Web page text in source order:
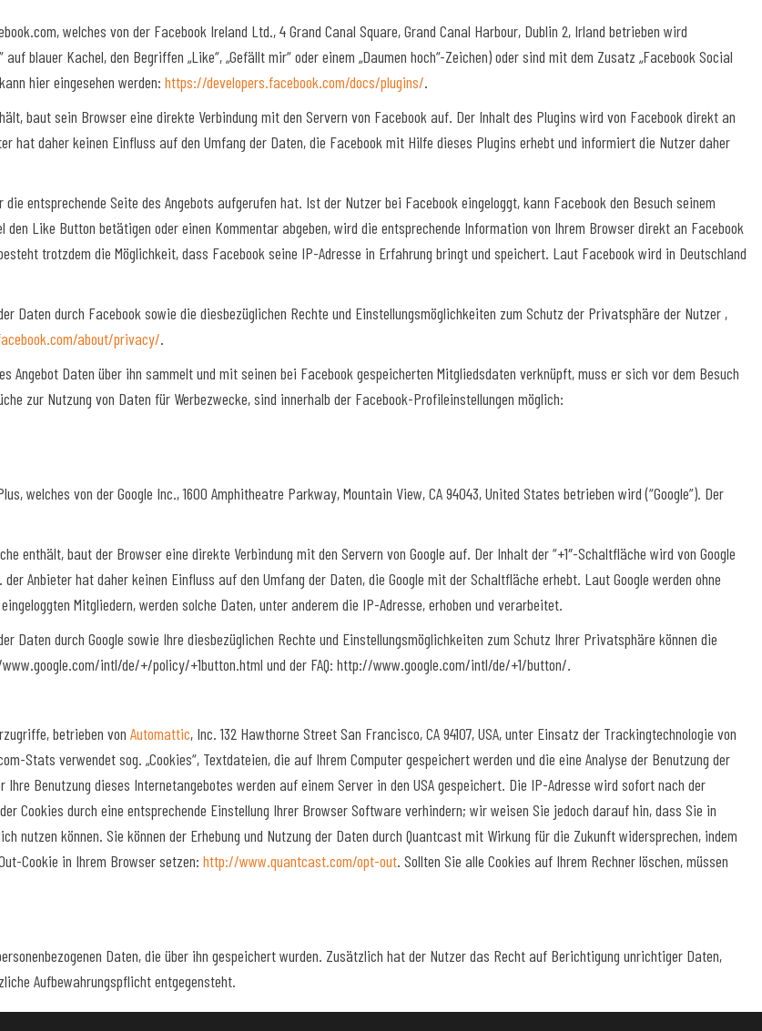
welches von der Facebook Ireland Ltd., 4 Grand Canal Square, Grand Canal Harbour, Dublin 2, Irland betrieben wird
blauer Kachel, den Begriffen „Like“, „Gefällt mir“ oder einem „Daumen hoch“-Zeichen) oder sind mit dem Zusatz „Facebook Social
hier eingesehen werden: https://developers.facebook.com/docs/plugins/.
baut sein Browser eine direkte Verbindung mit den Servern von Facebook auf. Der Inhalt des Plugins wird von Facebook direkt an
hat daher keinen Einfluss auf den Umfang der Daten, die Facebook mit Hilfe dieses Plugins erhebt und informiert die Nutzer daher
entsprechende Seite des Angebots aufgerufen hat. Ist der Nutzer bei Facebook eingeloggt, kann Facebook den Besuch seinem
Like Button betätigen oder einen Kommentar abgeben, wird die entsprechende Information von Ihrem Browser direkt an Facebook
trotzdem die Möglichkeit, dass Facebook seine IP-Adresse in Erfahrung bringt und speichert. Laut Facebook wird in Deutschland
Daten durch Facebook sowie die diesbezüglichen Rechte und Einstellungsmöglichkeiten zum Schutz der Privatsphäre der Nutzer ,
about/privacy/.
Angebot Daten über ihn sammelt und mit seinen bei Facebook gespeicherten Mitgliedsdaten verknüpft, muss er sich vor dem Besuch
zur Nutzung von Daten für Werbezwecke, sind innerhalb der Facebook-Profileinstellungen möglich:
welches von der Google Inc., 1600 Amphitheatre Parkway, Mountain View, CA 94043, United States betrieben wird (“Google”). Der
enthält, baut der Browser eine direkte Verbindung mit den Servern von Google auf. Der Inhalt der “+1″-Schaltfläche wird von Google
Anbieter hat daher keinen Einfluss auf den Umfang der Daten, die Google mit der Schaltfläche erhebt. Laut Google werden ohne
Mitgliedern, werden solche Daten, unter anderem die IP-Adresse, erhoben und verarbeitet.
Daten durch Google sowie Ihre diesbezüglichen Rechte und Einstellungsmöglichkeiten zum Schutz Ihrer Privatsphäre können die
intl/de/+/policy/+1button.html und der FAQ: http://www.google.com/intl/de/+1/button/.
betrieben von Automattic, Inc. 132 Hawthorne Street San Francisco, CA 94107, USA, unter Einsatz der Trackingtechnologie von
Stats verwendet sog. „Cookies“, Textdateien, die auf Ihrem Computer gespeichert werden und die eine Analyse der Benutzung der
Benutzung dieses Internetangebotes werden auf einem Server in den USA gespeichert. Die IP-Adresse wird sofort nach der
Cookies durch eine entsprechende Einstellung Ihrer Browser Software verhindern; wir weisen Sie jedoch darauf hin, dass Sie in
nutzen können. Sie können der Erhebung und Nutzung der Daten durch Quantcast mit Wirkung für die Zukunft widersprechen, indem
Cookie in Ihrem Browser setzen: http://www.quantcast.com/opt-out. Sollten Sie alle Cookies auf Ihrem Rechner löschen, müssen
Daten, die über ihn gespeichert wurden. Zusätzlich hat der Nutzer das Recht auf Berichtigung unrichtiger Daten,
Aufbewahrungspflicht entgegensteht.